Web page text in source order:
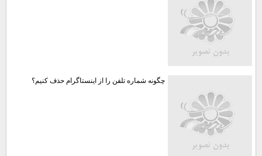
چگونه شماره تلفن را از اینستاگرام حذف کنیم؟